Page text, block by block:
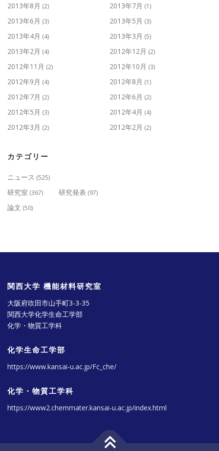
2013年8月 (2) 2013年7月 (1)
2013年6月 (3) 2013年5月 (3)
2013年4月 (4) 2013年3月 (5)
2013年2月 (4) 2012年12月 (2)
2012年11月 (2) 2012年10月 (3)
2012年9月 (4) 2012年8月 (1)
2012年7月 (2) 2012年6月 (2)
2012年5月 (3) 2012年4月 (4)
2012年3月 (2) 2012年2月 (2)
カテゴリー
ニュース (525)
研究室 (367) 研究発表 (97)
論文 (50)
関西大学 機能材料研究室
大阪府吹田市山手町3-3-35
関西大学化学生命工学部
化学・物質工学科
化学生命工学部
https://www.kansai-u.ac.jp/Fc_che/
化学・物質工学科
https://www2.chemmater.kansai-u.ac.jp/index.html